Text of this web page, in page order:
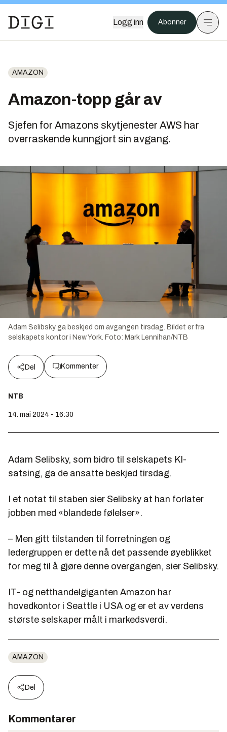
Logg inn Abonner
AMAZON
Amazon-topp går av
Sjefen for Amazons skytjenester AWS har
overraskende kunngjort sin avgang.
Adam Selibsky ga beskjed om avgangen tirsdag. Bildet er fra
selskapets kontor i New York. Foto: Mark Lennihan/NTB
Del Kommenter
NTB
14. mai 2024 - 16:30
Adam Selibsky, som bidro til selskapets KI-
satsing, ga de ansatte beskjed tirsdag.
I et notat til staben sier Selibsky at han forlater
jobben med «blandede følelser».
– Men gitt tilstanden til forretningen og
ledergruppen er dette nå det passende øyeblikket
for meg til å gjøre denne overgangen, sier Selibsky.
IT- og netthandelgiganten Amazon har
hovedkontor i Seattle i USA og er et av verdens
største selskaper målt i markedsverdi.
AMAZON
Del
Kommentarer